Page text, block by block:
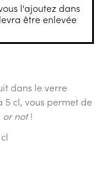
l'ajoutez dans
être enlevée
dans le verre
5 cl, vous permet de
or not!